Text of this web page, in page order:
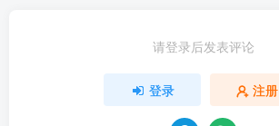
请登录后发表评论
登录 注册